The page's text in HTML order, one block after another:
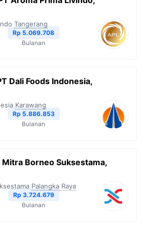
Tangerang
Rp 5.069.708
Bulanan
Dali Foods Indonesia,
Karawang
Rp 5.886.853
Bulanan
Mitra Borneo Suksestama,
Palangka Raya
Rp 3.724.679
Bulanan